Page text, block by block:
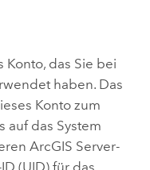
Konto, das Sie bei
haben. Das
Konto zum
auf das System
ArcGIS Server-
(UID) für das